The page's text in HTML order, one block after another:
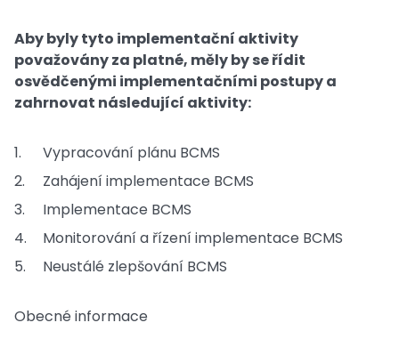
Aby byly tyto implementační aktivity
považovány za platné, měly by se řídit
osvědčenými implementačními postupy a
zahrnovat následující aktivity:
Vypracování plánu BCMS
Zahájení implementace BCMS
Implementace BCMS
Monitorování a řízení implementace BCMS
Neustálé zlepšování BCMS
Obecné informace